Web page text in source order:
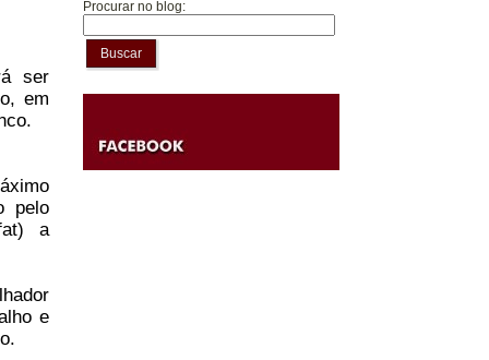
ser
em
pelo
a
e
Procurar no blog:
Buscar